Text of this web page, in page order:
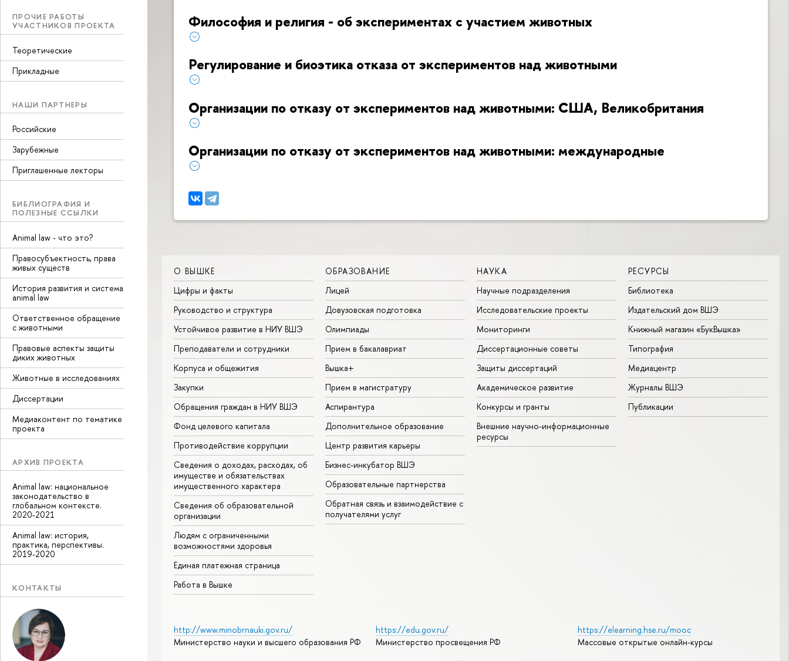
ПРОЧИЕ РАБОТЫ
УЧАСТНИКОВ ПРОЕКТА
Теоретические
Прикладные
НАШИ ПАРТНЕРЫ
Российские
Зарубежные
Приглашенные лекторы
БИБЛИОГРАФИЯ И
ПОЛЕЗНЫЕ ССЫЛКИ
Animal law - что это?
Правосубъектность, права
живых существ
История развития и система
animal law
Ответственное обращение
с животными
Правовые аспекты защиты
диких животных
Животные в исследованиях
Диссертации
Медиаконтент по тематике
проекта
АРХИВ ПРОЕКТА
Animal law: национальное
законодательство в
глобальном контексте.
2020-2021
Animal law: история,
практика, перспективы.
2019-2020
КОНТАКТЫ
Философия и религия - об экспериментах с участием животных
Регулирование и биоэтика отказа от экспериментов над животными
Организации по отказу от экспериментов над животными: США, Великобритания
Организации по отказу от экспериментов над животными: международные
О ВЫШКЕ
Цифры и факты
Руководство и структура
Устойчивое развитие в НИУ ВШЭ
Преподаватели и сотрудники
Корпуса и общежития
Закупки
Обращения граждан в НИУ ВШЭ
Фонд целевого капитала
Противодействие коррупции
Сведения о доходах, расходах, об
имуществе и обязательствах
имущественного характера
Сведения об образовательной
организации
Людям с ограниченными
возможностями здоровья
Единая платежная страница
Работа в Вышке
ОБРАЗОВАНИЕ
Лицей
Довузовская подготовка
Олимпиады
Прием в бакалавриат
Вышка+
Прием в магистратуру
Аспирантура
Дополнительное образование
Центр развития карьеры
Бизнес-инкубатор ВШЭ
Образовательные партнерства
Обратная связь и взаимодействие с
получателями услуг
НАУКА
Научные подразделения
Исследовательские проекты
Мониторинги
Диссертационные советы
Защиты диссертаций
Академическое развитие
Конкурсы и гранты
Внешние научно-информационные
ресурсы
РЕСУРСЫ
Библиотека
Издательский дом ВШЭ
Книжный магазин «БукВышка»
Типография
Медиацентр
Журналы ВШЭ
Публикации
http://www.minobrnauki.gov.ru/
Министерство науки и высшего образования РФ
https://edu.gov.ru/
Министерство просвещения РФ
https://elearning.hse.ru/mooc
Массовые открытые онлайн-курсы